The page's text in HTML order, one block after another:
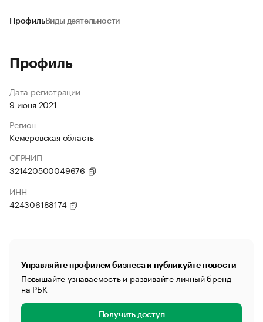
ПрофильВиды деятельности
Профиль
Дата регистрации
9 июня 2021
Регион
Кемеровская область
ОГРНИП
321420500049676
ИНН
424306188174
Управляйте профилем бизнеса и публикуйте новости
Повышайте узнаваемость и развивайте личный бренд
на РБК
Получить доступ